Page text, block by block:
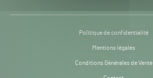
Politique de confidentialité
Mentions légales
Conditions Générales de Vente